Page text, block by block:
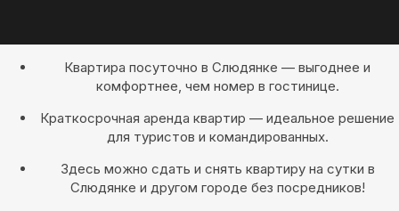
Квартира посуточно в Слюдянке — выгоднее и
комфортнее, чем номер в гостинице.
Краткосрочная аренда квартир — идеальное решение
для туристов и командированных.
Здесь можно сдать и снять квартиру на сутки в
Слюдянке и другом городе без посредников!